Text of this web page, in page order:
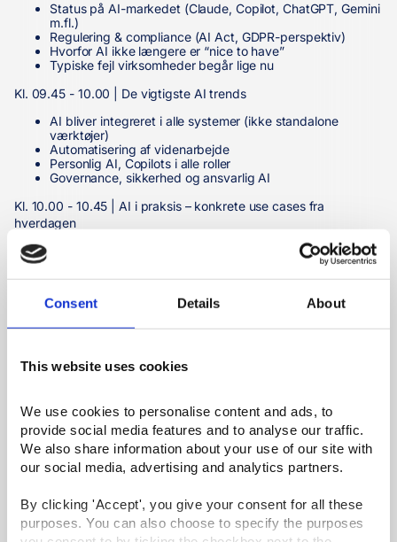
Consent Details About
This website uses cookies
We use cookies to personalise content and ads, to
provide social media features and to analyse our traffic.
We also share information about your use of our site with
our social media, advertising and analytics partners.
By clicking 'Accept', you give your consent for all these
purposes. You can also choose to specify the purposes
Status på AI-markedet (Claude, Copilot, ChatGPT, Gemini
m.fl.)
Regulering & compliance (AI Act, GDPR-perspektiv)
Hvorfor AI ikke længere er “nice to have”
Typiske fejl virksomheder begår lige nu
Kl. 09.45 - 10.00 | De vigtigste AI trends
AI bliver integreret i alle systemer (ikke standalone
værktøjer)
Automatisering af videnarbejde
Personlig AI, Copilots i alle roller
Governance, sikkerhed og ansvarlig AI
Kl. 10.00 - 10.45 | AI i praksis – konkrete use cases fra
hverdagen
Vi viser konkrete scenarier med høj genkendelighed:
Administration & drift
Automatisk opsummering af møder og dokumenter
AI som sparringspartner i salg
Automatisering af tilbud, mails og opfølgning
Bedre mødeforberedelse og referater
Kl. 10.45 - 11.00 | Prompting-eksempler (god vs. dårlig brug)
Hvorfor mange ikke får værdi ud af AI
Hvordan du sikrer kvalitet i output